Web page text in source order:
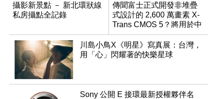
攝影新景點 － 新北環狀線
私房攝點全記錄
傳聞富士正式開發非堆疊
式設計的 2,600 萬畫素 X-
Trans CMOS 5？將用於中
階機種
川島小鳥X《明星》寫真展：台灣，
用「心」閃耀著的快樂星球
Sony 公開 E 接環最新授權夥伴名